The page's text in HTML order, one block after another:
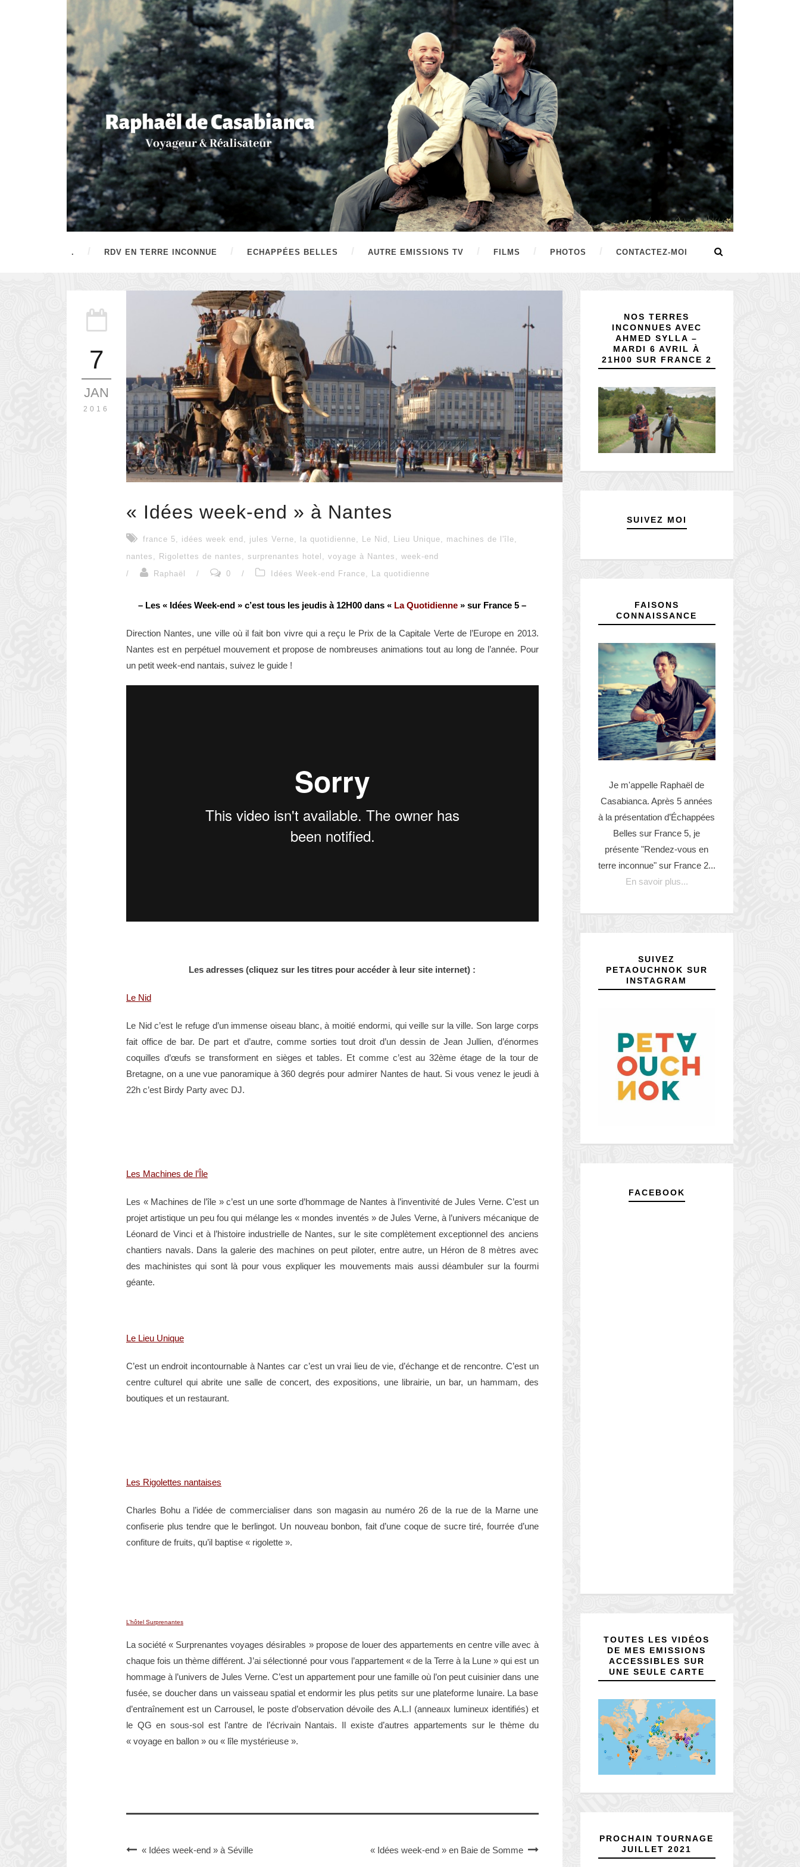
. RDV EN TERRE INCONNUE ECHAPPÉES BELLES AUTRE EMISSIONS TV FILMS PHOTOS CONTACTEZ-MOI
7
JAN
2016
« Idées week-end » à Nantes
france 5, idées week end , jules Verne, la quotidienne, Le Nid , Lieu Unique, machines de l'île,
nantes , Rigolettes de nantes , surprenantes hotel , voyage à Nantes , week-end
/
Raphaël / 0 / Idées Week-end France, La quotidienne
– Les « Idées Week-end » c’est tous les jeudis à 12H00 dans « La Quotidienne » sur France 5 –
Direction Nantes, une ville où il fait bon vivre qui a reçu le Prix de la Capitale Verte de l’Europe en 2013.
Nantes est en perpétuel mouvement et propose de nombreuses animations tout au long de l’année. Pour
un petit week-end nantais, suivez le guide !
Les adresses (cliquez sur les titres pour accéder à leur site internet) :
Le Nid
Le Nid c’est le refuge d’un immense oiseau blanc, à moitié endormi, qui veille sur la ville. Son large corps
fait office de bar. De part et d’autre, comme sorties tout droit d’un dessin de Jean Jullien, d’énormes
coquilles d’œufs se transforment en sièges et tables. Et comme c’est au 32ème étage de la tour de
Bretagne, on a une vue panoramique à 360 degrés pour admirer Nantes de haut. Si vous venez le jeudi à
22h c’est Birdy Party avec DJ.
Les Machines de l’Île
Les « Machines de l’île » c’est un une sorte d’hommage de Nantes à l’inventivité de Jules Verne. C’est un
projet artistique un peu fou qui mélange les « mondes inventés » de Jules Verne, à l’univers mécanique de
Léonard de Vinci et à l’histoire industrielle de Nantes, sur le site complètement exceptionnel des anciens
chantiers navals. Dans la galerie des machines on peut piloter, entre autre, un Héron de 8 mètres avec
des machinistes qui sont là pour vous expliquer les mouvements mais aussi déambuler sur la fourmi
géante.
Le Lieu Unique
C’est un endroit incontournable à Nantes car c’est un vrai lieu de vie, d’échange et de rencontre. C’est un
centre culturel qui abrite une salle de concert, des expositions, une librairie, un bar, un hammam, des
boutiques et un restaurant.
Les Rigolettes nantaises
Charles Bohu a l’idée de commercialiser dans son magasin au numéro 26 de la rue de la Marne une
confiserie plus tendre que le berlingot. Un nouveau bonbon, fait d’une coque de sucre tiré, fourrée d’une
confiture de fruits, qu’il baptise « rigolette ».
L’hôtel Surprenantes
La société « Surprenantes voyages désirables » propose de louer des appartements en centre ville avec à
chaque fois un thème différent. J’ai sélectionné pour vous l’appartement « de la Terre à la Lune » qui est un
hommage à l’univers de Jules Verne. C’est un appartement pour une famille où l’on peut cuisinier dans une
fusée, se doucher dans un vaisseau spatial et endormir les plus petits sur une plateforme lunaire. La base
d’entraînement est un Carrousel, le poste d’observation dévoile des A.L.I (anneaux lumineux identifiés) et
le QG en sous-sol est l’antre de l’écrivain Nantais. Il existe d’autres appartements sur le thème du
« voyage en ballon » ou « lîle mystérieuse ».
« Idées week-end » à Séville « Idées week-end » en Baie de Somme
NOS TERRES
INCONNUES AVEC
AHMED SYLLA –
MARDI 6 AVRIL À
21H00 SUR FRANCE 2
SUIVEZ MOI
FAISONS
CONNAISSANCE
Je m'appelle Raphaël de
Casabianca. Après 5 années
à la présentation d’Échappées
Belles sur France 5, je
présente "Rendez-vous en
terre inconnue" sur France 2...
En savoir plus...
SUIVEZ
PETAOUCHNOK SUR
INSTAGRAM
FACEBOOK
TOUTES LES VIDÉOS
DE MES EMISSIONS
ACCESSIBLES SUR
UNE SEULE CARTE
PROCHAIN TOURNAGE
JUILLET 2021